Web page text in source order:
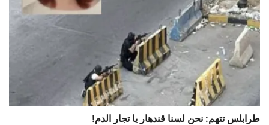
طرابلس تتهم: نحن لسنا قندهار يا تجار الدم!